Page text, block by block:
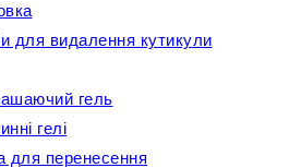
для видалення кутикули
гель
гелі
для перенесення